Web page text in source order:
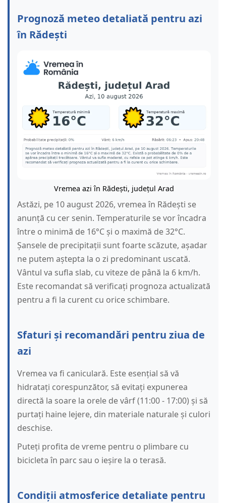
Prognoză meteo detaliată pentru azi
în Rădești
Vremea azi în Rădești, județul Arad
Astăzi, pe 10 august 2026, vremea în Rădești se
anunță cu cer senin. Temperaturile se vor încadra
între o minimă de 16°C și o maximă de 32°C.
Șansele de precipitații sunt foarte scăzute, așadar
ne putem aștepta la o zi predominant uscată.
Vântul va sufla slab, cu viteze de până la 6 km/h.
Este recomandat să verificați prognoza actualizată
pentru a fi la curent cu orice schimbare.
Sfaturi și recomandări pentru ziua de
azi
Vremea va fi caniculară. Este esențial să vă
hidratați corespunzător, să evitați expunerea
directă la soare la orele de vârf (11:00 - 17:00) și să
purtați haine lejere, din materiale naturale și culori
deschise.
Puteți profita de vreme pentru o plimbare cu
bicicleta în parc sau o ieșire la o terasă.
Condiții atmosferice detaliate pentru